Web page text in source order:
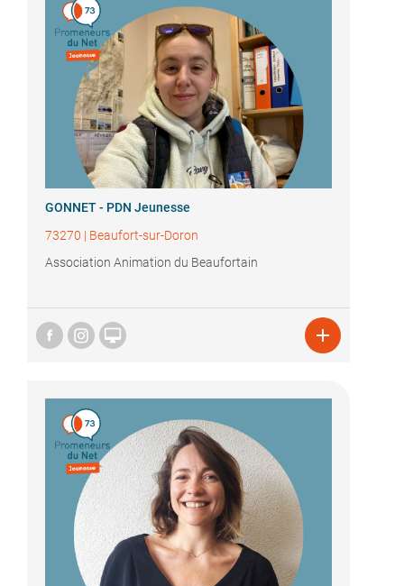
GONNET - PDN Jeunesse
73270 | Beaufort-sur-Doron
Association Animation du Beaufortain
 